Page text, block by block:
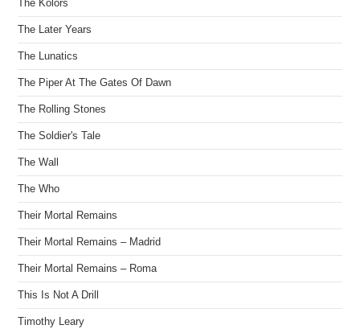
The Kolors
The Later Years
The Lunatics
The Piper At The Gates Of Dawn
The Rolling Stones
The Soldier's Tale
The Wall
The Who
Their Mortal Remains
Their Mortal Remains – Madrid
Their Mortal Remains – Roma
This Is Not A Drill
Timothy Leary